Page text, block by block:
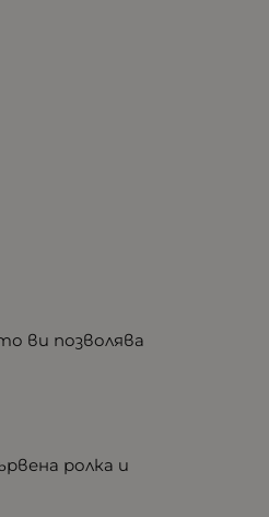
ви позволява
ролка и